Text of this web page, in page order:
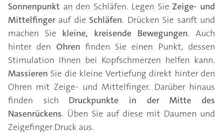
Sonnenpunkt an den Schläfen. Legen SieZeige- und
Mittelfinger auf die Schläfen. Drücken Sie sanft und
machen Sie kleine, kreisende Bewegungen. Auch
hinter den Ohren finden Sie einen Punkt, dessen
Stimulation Ihnen bei Kopfschmerzen helfen kann.
Massieren Sie die kleine Vertiefung direkt hinter den
Ohren mit Zeige- und Mittelfinger. Darüber hinaus
finden sich Druckpunkte in der Mitte des
Nasenrückens. Üben Sie auf diese mit Daumen und
Zeigefinger Druck aus.